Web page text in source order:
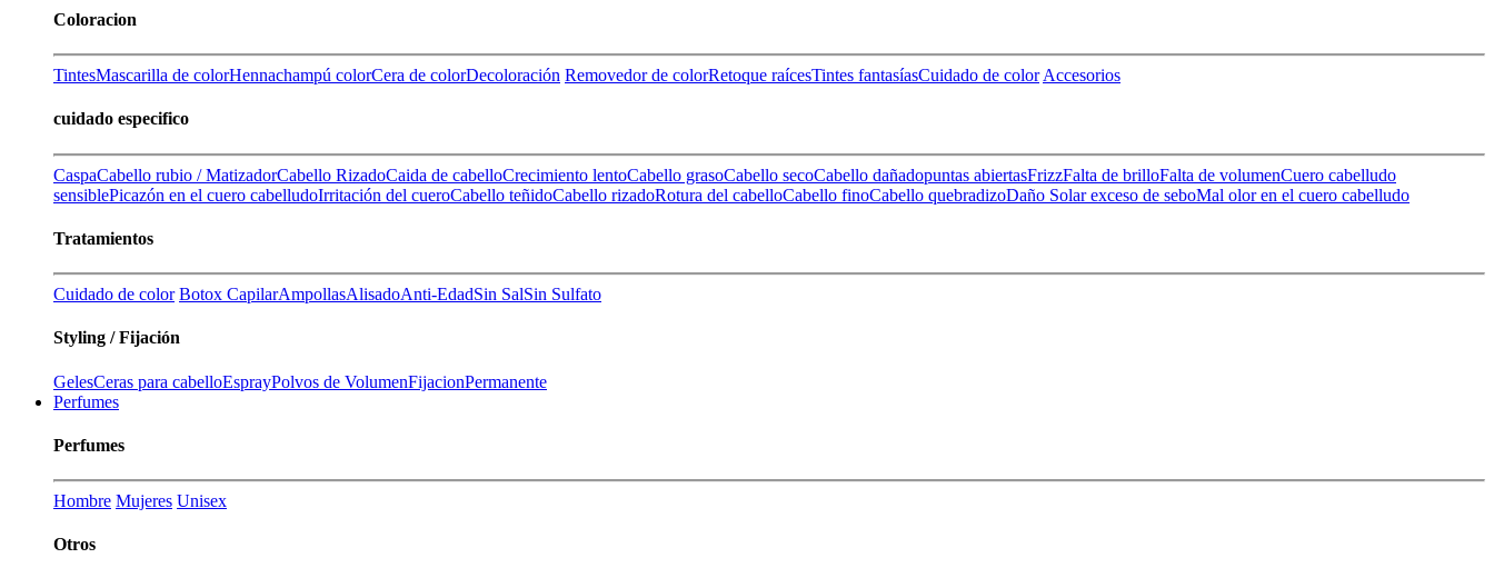
Coloracion
TintesMascarilla de colorHennachampú colorCera de colorDecoloración Removedor de colorRetoque raícesTintes fantasíasCuidado de color Accesorios
cuidado especifico
CaspaCabello rubio / MatizadorCabello RizadoCaida de cabelloCrecimiento lentoCabello grasoCabello secoCabello dañadopuntas abiertasFrizzFalta de brilloFalta de volumenCuero cabelludo
sensiblePicazón en el cuero cabelludoIrritación del cueroCabello teñidoCabello rizadoRotura del cabelloCabello finoCabello quebradizoDaño Solarexceso de seboMal olor en el cuero cabelludo
Tratamientos
Cuidado de color Botox CapilarAmpollasAlisadoAnti-EdadSin SalSin Sulfato
Styling / Fijación
GelesCeras para cabelloEsprayPolvos de VolumenFijacionPermanente
Perfumes
Perfumes
Hombre Mujeres Unisex
Otros